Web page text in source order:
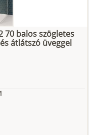
70 balos szögletes
átlátszó üveggel